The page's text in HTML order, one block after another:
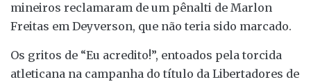
mineiros reclamaram de um pênalti de Marlon
Freitas em Deyverson, que não teria sido marcado.
Os gritos de “Eu acredito!”, entoados pela torcida
atleticana na campanha do título da Libertadores de